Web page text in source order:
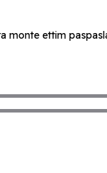
ettim